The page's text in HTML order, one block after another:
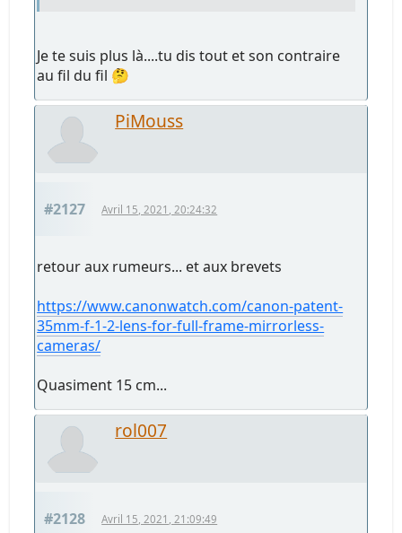
Je te suis plus là....tu dis tout et son contraire
au fil du fil 🤔
PiMouss
#2127 Avril 15, 2021, 20:24:32
retour aux rumeurs... et aux brevets
https://www.canonwatch.com/canon-patent-
35mm-f-1-2-lens-for-full-frame-mirrorless-
cameras/
Quasiment 15 cm...
rol007
#2128 Avril 15, 2021, 21:09:49